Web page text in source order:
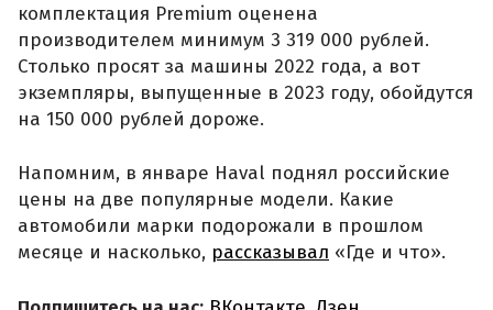
комплектация Premium оценена
производителем минимум 3 319 000 рублей.
Столько просят за машины 2022 года, а вот
экземпляры, выпущенные в 2023 году, обойдутся
на 150 000 рублей дороже.
Напомним, в январе Haval поднял российские
цены на две популярные модели. Какие
автомобили марки подорожали в прошлом
месяце и насколько, рассказывал «Где и что».